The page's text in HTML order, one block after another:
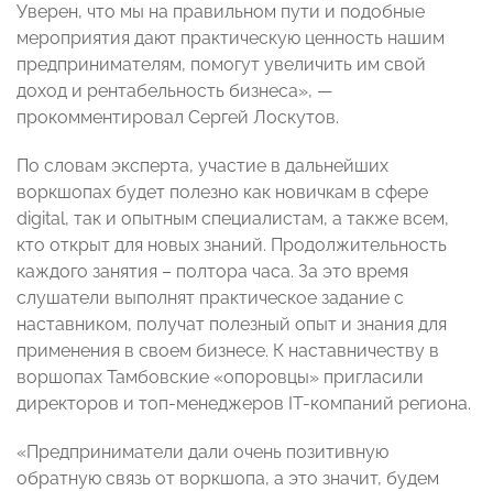
Уверен, что мы на правильном пути и подобные
мероприятия дают практическую ценность нашим
предпринимателям, помогут увеличить им свой
доход и рентабельность бизнеса», —
прокомментировал Сергей Лоскутов.
По словам эксперта, участие в дальнейших
воркшопах будет полезно как новичкам в сфере
digital, так и опытным специалистам, а также всем,
кто открыт для новых знаний. Продолжительность
каждого занятия – полтора часа. За это время
слушатели выполнят практическое задание с
наставником, получат полезный опыт и знания для
применения в своем бизнесе. К наставничеству в
воршопах Тамбовские «опоровцы» пригласили
директоров и топ-менеджеров IT-компаний региона.
«Предприниматели дали очень позитивную
обратную связь от воркшопа, а это значит, будем